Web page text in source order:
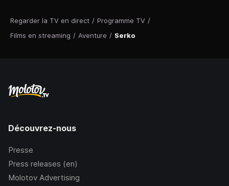
Regarder la TV en direct / Programme TV /
Films en streaming / Aventure / Serko
Découvrez-nous
Presse
Press releases (en)
Molotov Advertising